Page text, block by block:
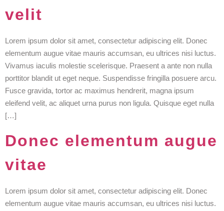
velit
Lorem ipsum dolor sit amet, consectetur adipiscing elit. Donec
elementum augue vitae mauris accumsan, eu ultrices nisi luctus.
Vivamus iaculis molestie scelerisque. Praesent a ante non nulla
porttitor blandit ut eget neque. Suspendisse fringilla posuere arcu.
Fusce gravida, tortor ac maximus hendrerit, magna ipsum
eleifend velit, ac aliquet urna purus non ligula. Quisque eget nulla
[…]
Donec elementum augue
vitae
Lorem ipsum dolor sit amet, consectetur adipiscing elit. Donec
elementum augue vitae mauris accumsan, eu ultrices nisi luctus.